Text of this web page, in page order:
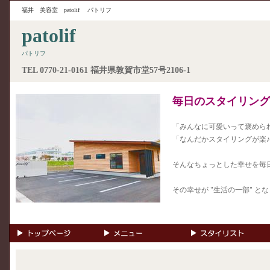
福井 美容室 patolif パトリフ
patolif
パトリフ
TEL 0770-21-0161 福井県敦賀市堂57号2106-1
毎日のスタイリン
「みんなに可愛いって褒めら
「なんだかスタイリングが楽
そんなちょっとした幸せを毎
その幸せが "生活の一部" と